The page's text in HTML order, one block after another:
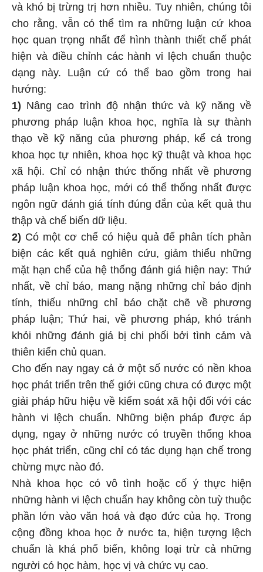
và khó bị trừng trị hơn nhiều. Tuy nhiên, chúng tôi
cho rằng, vẫn có thể tìm ra những luận cứ khoa
học quan trọng nhất để hình thành thiết chế phát
hiện và điều chỉnh các hành vi lệch chuẩn thuộc
dạng này. Luận cứ có thể bao gồm trong hai
hướng:
1) Nâng cao trình độ nhận thức và kỹ năng về
phương pháp luận khoa học, nghĩa là sự thành
thạo về kỹ năng của phương pháp, kể cả trong
khoa học tự nhiên, khoa học kỹ thuật và khoa học
xã hội. Chỉ có nhận thức thống nhất về phương
pháp luận khoa học, mới có thể thống nhất được
ngôn ngữ đánh giá tính đúng đắn của kết quả thu
thập và chế biến dữ liệu.
2) Có một cơ chế có hiệu quả để phân tích phản
biện các kết quả nghiên cứu, giảm thiểu những
mặt hạn chế của hệ thống đánh giá hiện nay: Thứ
nhất, về chỉ báo, mang nặng những chỉ báo định
tính, thiếu những chỉ báo chặt chẽ về phương
pháp luận; Thứ hai, về phương pháp, khó tránh
khỏi những đánh giá bị chi phối bởi tình cảm và
thiên kiến chủ quan.
Cho đến nay ngay cả ở một số nước có nền khoa
học phát triển trên thế giới cũng chưa có được một
giải pháp hữu hiệu về kiểm soát xã hội đối với các
hành vi lệch chuẩn. Những biện pháp được áp
dụng, ngay ở những nước có truyền thống khoa
học phát triển, cũng chỉ có tác dụng hạn chế trong
chừng mực nào đó.
Nhà khoa học có vô tình hoặc cố ý thực hiện
những hành vi lệch chuẩn hay không còn tuỳ thuộc
phần lớn vào văn hoá và đạo đức của họ. Trong
cộng đồng khoa học ở nước ta, hiện tượng lệch
chuẩn là khá phổ biến, không loại trừ cả những
người có học hàm, học vị và chức vụ cao.